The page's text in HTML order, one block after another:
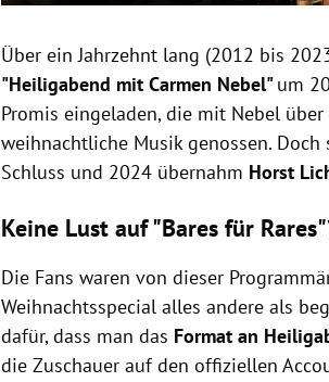
Über ein Jahrzehnt lang (2012 bis
"Heiligabend mit Carmen Nebel"um
Promis eingeladen, die mit Nebel
weihnachtliche Musik genossen.
Schluss und 2024 übernahm Horst
Keine Lust auf "Bares für
Die Fans waren von dieser
Weihnachtsspecial alles andere als
dafür, dass man das Format an
die Zuschauer auf den offiziellen